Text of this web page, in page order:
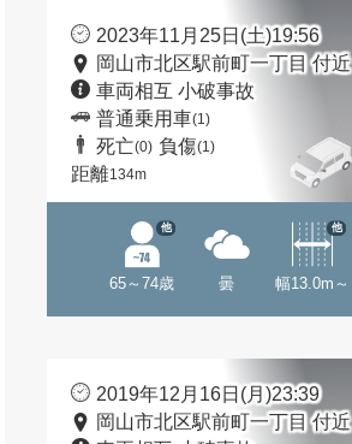
2023年11月25日(土)19:56
岡山市北区駅前町一丁目 付近
車両相互 小破事故
普通乗用車(1)
死亡(0) 負傷(1)
距離134m
65～74歳
他
曇 幅13.0m～
他
2019年12月16日(月)23:39
岡山市北区駅前町一丁目 付近